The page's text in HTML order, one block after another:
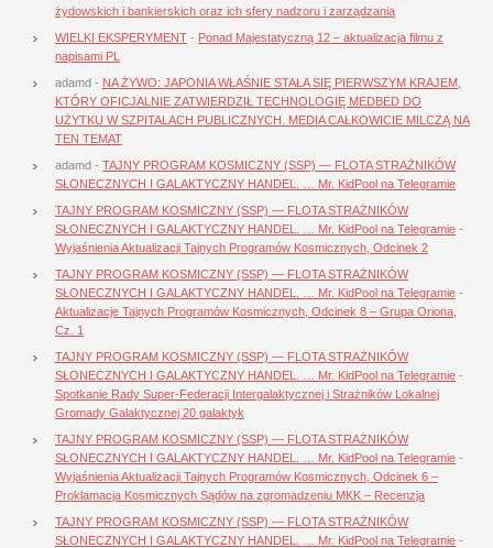
żydowskich i bankierskich oraz ich sfery nadzoru i zarządzania
WIELKI EKSPERYMENT - Ponad Majestatyczną 12 – aktualizacja filmu z
napisami PL
adamd - NA ŻYWO: JAPONIA WŁAŚNIE STAŁA SIĘ PIERWSZYM KRAJEM,
KTÓRY OFICJALNIE ZATWIERDZIŁ TECHNOLOGIĘ MEDBED DO
UŻYTKU W SZPITALACH PUBLICZNYCH. MEDIA CAŁKOWICIE MILCZĄ NA
TEN TEMAT
adamd - TAJNY PROGRAM KOSMICZNY (SSP) — FLOTA STRAŻNIKÓW
SŁONECZNYCH I GALAKTYCZNY HANDEL. … Mr. KidPool na Telegramie
TAJNY PROGRAM KOSMICZNY (SSP) — FLOTA STRAŻNIKÓW
SŁONECZNYCH I GALAKTYCZNY HANDEL. … Mr. KidPool na Telegramie -
Wyjaśnienia Aktualizacji Tajnych Programów Kosmicznych, Odcinek 2
TAJNY PROGRAM KOSMICZNY (SSP) — FLOTA STRAŻNIKÓW
SŁONECZNYCH I GALAKTYCZNY HANDEL. … Mr. KidPool na Telegramie -
Aktualizacje Tajnych Programów Kosmicznych, Odcinek 8 – Grupa Oriona,
Cz. 1
TAJNY PROGRAM KOSMICZNY (SSP) — FLOTA STRAŻNIKÓW
SŁONECZNYCH I GALAKTYCZNY HANDEL. … Mr. KidPool na Telegramie -
Spotkanie Rady Super-Federacji Intergalaktycznej i Strażników Lokalnej
Gromady Galaktycznej 20 galaktyk
TAJNY PROGRAM KOSMICZNY (SSP) — FLOTA STRAŻNIKÓW
SŁONECZNYCH I GALAKTYCZNY HANDEL. … Mr. KidPool na Telegramie -
Wyjaśnienia Aktualizacji Tajnych Programów Kosmicznych, Odcinek 6 –
Proklamacja Kosmicznych Sądów na zgromadzeniu MKK – Recenzja
TAJNY PROGRAM KOSMICZNY (SSP) — FLOTA STRAŻNIKÓW
SŁONECZNYCH I GALAKTYCZNY HANDEL. … Mr. KidPool na Telegramie -